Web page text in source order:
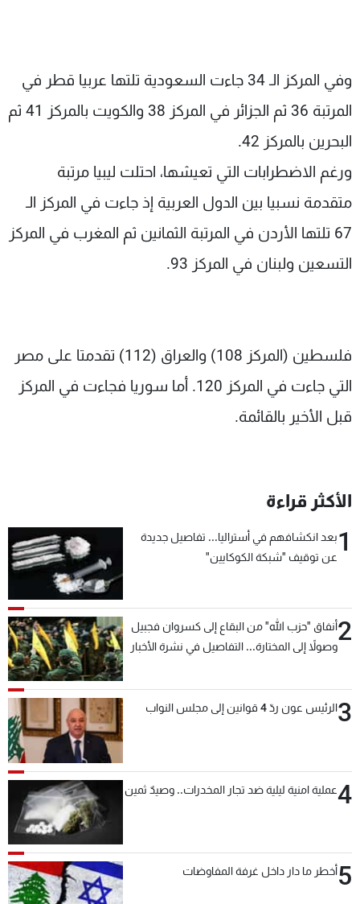
وفي المركز الـ 34 جاءت السعودية تلتها عربيا قطر في
المرتبة 36 ثم الجزائر في المركز 38 والكويت بالمركز 41 ثم
البحرين بالمركز 42.
ورغم الاضطرابات التي تعيشها، احتلت ليبيا مرتبة
متقدمة نسبيا بين الدول العربية إذ جاءت في المركز الـ
67 تلتها الأردن في المرتبة الثمانين ثم المغرب في المركز
التسعين ولبنان في المركز 93.
فلسطين (المركز 108) والعراق (112) تقدمتا على مصر
التي جاءت في المركز 120. أما سوريا فجاءت في المركز
قبل الأخير بالقائمة.
الأكثر قراءة
1بعد انكشافهم في أستراليا... تفاصيل جديدة
عن توقيف "شبكة الكوكايين"
2أنفاق "حزب الله" من البقاع إلى كسروان فجبيل
وصولاً إلى المختارة... التفاصيل في نشرة الأخبار
3الرئيس عون ردّ 4 قوانين إلى مجلس النواب
4عملية امنية ليلية ضد تجار المخدرات.. وصيدٌ ثمين
5أخطر ما دار داخل غرفة المفاوضات